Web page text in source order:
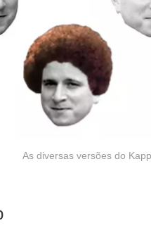
As diversas versões do